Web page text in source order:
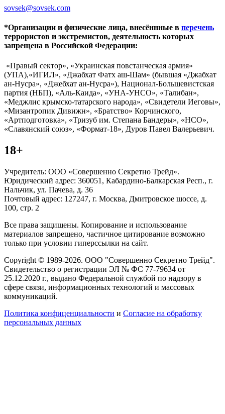
sovsek@sovsek.com
*Организации и физические лица, внесённные в перечень
террористов и экстремистов, деятельность которых
запрещена в Российской Федерации:
«Правый сектор», «Украинская повстанческая армия»
(УПА),«ИГИЛ», «Джабхат Фатх аш-Шам» (бывшая «Джабхат
ан-Нусра», «Джебхат ан-Нусра»), Национал-Большевистская
партия (НБП), «Аль-Каида», «УНА-УНСО», «Талибан»,
«Меджлис крымско-татарского народа», «Свидетели Иеговы»,
«Мизантропик Дивижн», «Братство» Корчинского,
«Артподготовка», «Тризуб им. Степана Бандеры», «НСО»,
«Славянский союз», «Формат-18», Дуров Павел Валерьевич.
18+
Учредитель: ООО «Совершенно Секретно Трейд».
Юридический адрес: 360051, Кабардино-Балкарская Респ., г.
Нальчик, ул. Пачева, д. 36
Почтовый адрес: 127247, г. Москва, Дмитровское шоссе, д.
100, стр. 2
Все права защищены. Копирование и использование
материалов запрещено, частичное цитирование возможно
только при условии гиперссылки на сайт.
Copyright © 1989-2026. ООО "Совершенно Секретно Трейд".
Свидетельство о регистрации ЭЛ № ФС 77-79634 от
25.12.2020 г., выдано Федеральной службой по надзору в
сфере связи, информационных технологий и массовых
коммуникаций.
Политика конфиценциальности и Согласие на обработку
персональных данных